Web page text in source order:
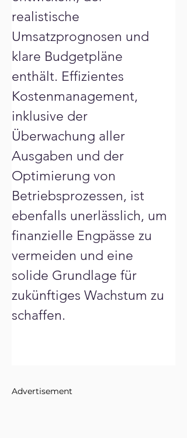
realistische
Umsatzprognosen und
klare Budgetpläne
enthält. Effizientes
Kostenmanagement,
inklusive der
Überwachung aller
Ausgaben und der
Optimierung von
Betriebsprozessen, ist
ebenfalls unerlässlich, um
finanzielle Engpässe zu
vermeiden und eine
solide Grundlage für
zukünftiges Wachstum zu
schaffen.
Advertisement